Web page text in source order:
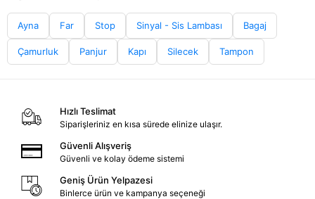
Ayna Far Stop Sinyal - Sis Lambası Bagaj
Çamurluk Panjur Kapı Silecek Tampon
Hızlı Teslimat
Siparişleriniz en kısa sürede elinize ulaşır.
Güvenli Alışveriş
Güvenli ve kolay ödeme sistemi
Geniş Ürün Yelpazesi
Binlerce ürün ve kampanya seçeneği